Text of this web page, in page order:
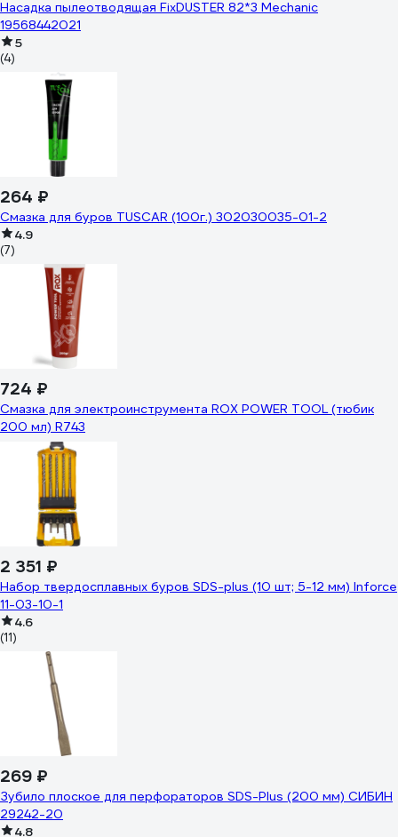
Насадка пылеотводящая FixDUSTER 82*3 Mechanic
19568442021
5
(4)
264 ₽
Смазка для буров TUSCAR (100г.) 302030035-01-2
4.9
(7)
724 ₽
Смазка для электроинструмента ROX POWER TOOL (тюбик
200 мл) R743
2 351 ₽
Набор твердосплавных буров SDS-plus (10 шт; 5-12 мм) Inforce
11-03-10-1
4.6
(11)
269 ₽
Зубило плоское для перфораторов SDS-Plus (200 мм) СИБИН
29242-20
4.8